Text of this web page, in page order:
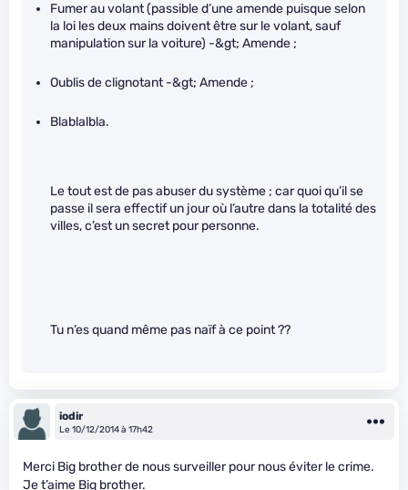
Fumer au volant (passible d’une amende puisque selon
la loi les deux mains doivent être sur le volant, sauf
manipulation sur la voiture) -&gt; Amende ;
Oublis de clignotant -&gt; Amende ;
Blablalbla.
Le tout est de pas abuser du système ; car quoi qu’il se
passe il sera effectif un jour où l’autre dans la totalité des
villes, c’est un secret pour personne.
Tu n’es quand même pas naïf à ce point ??
iodir
Le 10/12/2014 à 17h42
Merci Big brother de nous surveiller pour nous éviter le crime.
Je t’aime Big brother.